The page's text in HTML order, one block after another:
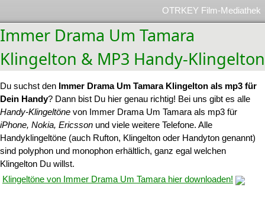
OTRKEY Film-Mediathek
Immer Drama Um Tamara
Klingelton & MP3 Handy-Klingelton
Du suchst den Immer Drama Um Tamara Klingelton als mp3 für
Dein Handy? Dann bist Du hier genau richtig! Bei uns gibt es alle
Handy-Klingeltöne von Immer Drama Um Tamara als mp3 für
iPhone, Nokia, Ericsson und viele weitere Telefone. Alle
Handyklingeltöne (auch Rufton, Klingelton oder Handyton genannt)
sind polyphon und monophon erhältlich, ganz egal welchen
Klingelton Du willst.
Klingeltöne von Immer Drama Um Tamara hier downloaden!